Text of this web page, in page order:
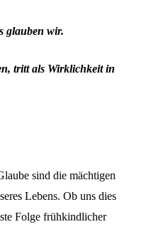
glauben wir.
tritt als Wirklichkeit in
sind die mächtigen
Lebens. Ob uns dies
Folge frühkindlicher